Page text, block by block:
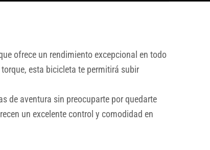
ofrece un rendimiento excepcional en todo
esta bicicleta te permitirá subir
de aventura sin preocuparte por quedarte
un excelente control y comodidad en